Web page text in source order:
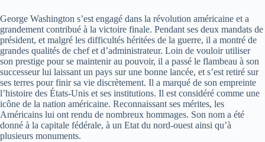
George Washington s’est engagé dans la révolution américaine et a
grandement contribué à la victoire finale. Pendant ses deux mandats de
président, et malgré les difficultés héritées de la guerre, il a montré de
grandes qualités de chef et d’administrateur. Loin de vouloir utiliser
son prestige pour se maintenir au pouvoir, il a passé le flambeau à son
successeur lui laissant un pays sur une bonne lancée, et s’est retiré sur
ses terres pour finir sa vie discrètement. Il a marqué de son empreinte
l’histoire des États-Unis et ses institutions. Il est considéré comme une
icône de la nation américaine. Reconnaissant ses mérites, les
Américains lui ont rendu de nombreux hommages. Son nom a été
donné à la capitale fédérale, à un Etat du nord-ouest ainsi qu’à
plusieurs monuments.